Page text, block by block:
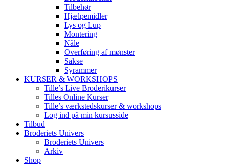
Tilbehør
Hjælpemidler
Lys og Lup
Montering
Nåle
Overføring af mønster
Sakse
Syrammer
KURSER & WORKSHOPS
Tille’s Live Broderikurser
Tilles Online Kurser
Tille’s værkstedskurser & workshops
Log ind på min kursusside
Tilbud
Broderiets Univers
Broderiets Univers
Arkiv
Shop